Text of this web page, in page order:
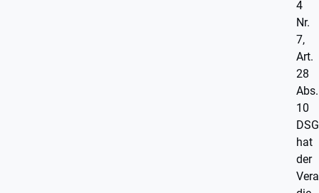
4
Nr.
7,
Art.
28
Abs.
10
hat
der